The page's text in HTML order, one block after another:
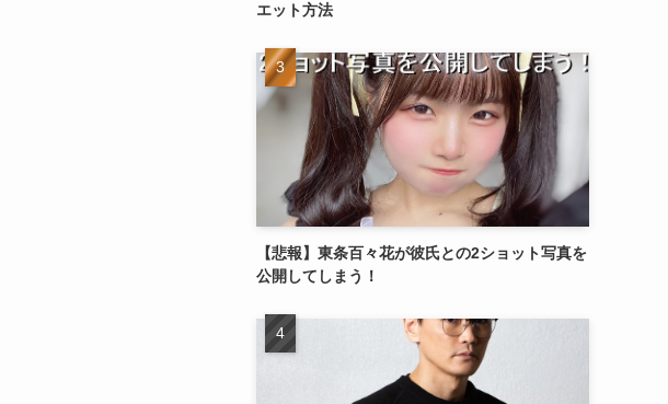
エット方法
【悲報】東条百々花が彼氏との2ショット写真を
公開してしまう！